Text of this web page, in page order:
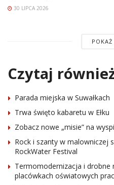
30 LIPCA 2026
POKAŻ
Czytaj
Parada miejska w Suwałkach
Trwa święto kabaretu w Ełku
Zobacz nowe „misie” na
Rock i szanty w malowniczej
RockWater Festival
Termomodernizacja i drobne
placówkach oświatowych